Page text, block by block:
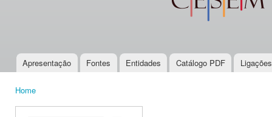
Main menu
Apresentação Fontes Entidades Catálogo PDF
Home